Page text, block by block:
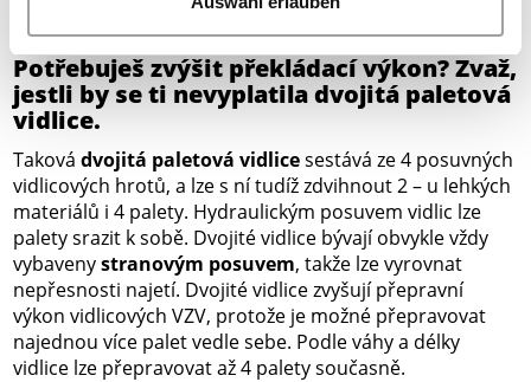
čelistí.
Potřebuješ zvýšit překládací výkon? Zvaž,
jestli by se ti nevyplatila dvojitá paletová
vidlice.
Taková dvojitá paletová vidlicesestává ze 4 posuvných
vidlicových hrotů, a lze s ní tudíž zdvihnout 2 – u lehkých
materiálů i 4 palety. Hydraulickým posuvem vidlic lze
palety srazit k sobě. Dvojité vidlice bývají obvykle vždy
vybavenystranovým posuvem, takže lze vyrovnat
nepřesnosti najetí. Dvojité vidlice zvyšují přepravní
výkon vidlicových VZV, protože je možné přepravovat
najednou více palet vedle sebe. Podle váhy a délky
vidlice lze přepravovat až 4 palety současně.